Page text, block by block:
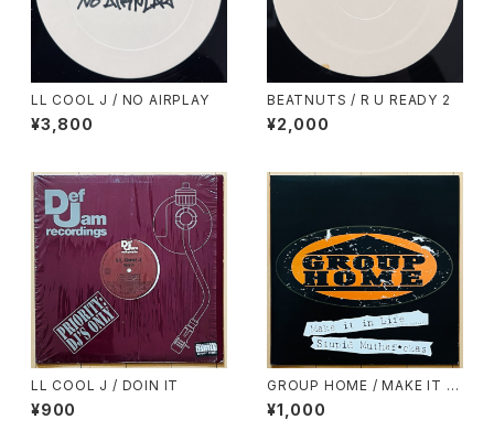
LL COOL J / NO AIRPLAY
¥3,800
BEATNUTS / R U READY 2
¥2,000
LL COOL J / DOIN IT
¥900
GROUP HOME / MAKE IT IN
LIFE
¥1,000